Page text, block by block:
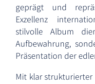
geprägt und
Exzellenz
stilvolle Album
Aufbewahrung,
Präsentation der
Mit klar strukturierter